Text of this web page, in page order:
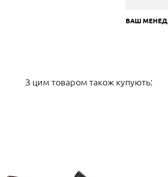
ВАШ
З цим товаром також купують: